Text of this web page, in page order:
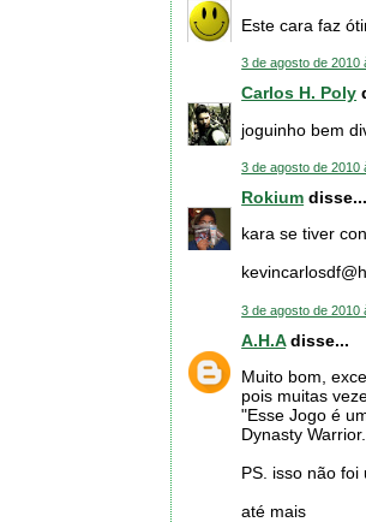
Este cara faz
3 de agosto de 2010
Carlos H. Poly
joguinho bem
3 de agosto de 2010
Rokium disse...
kara se tiver
3 de agosto de 2010
A.H.Adisse...
Muito bom,
pois muitas
"Esse Jogo é
Dynasty Warrior.
PS. isso não foi
até mais